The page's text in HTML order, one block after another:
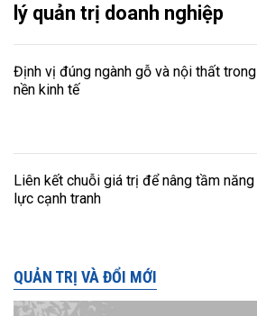
lý quản trị doanh nghiệp
Định vị đúng ngành gỗ và nội thất trong
nền kinh tế
Liên kết chuỗi giá trị để nâng tầm năng
lực cạnh tranh
QUẢN TRỊ VÀ ĐỔI MỚI